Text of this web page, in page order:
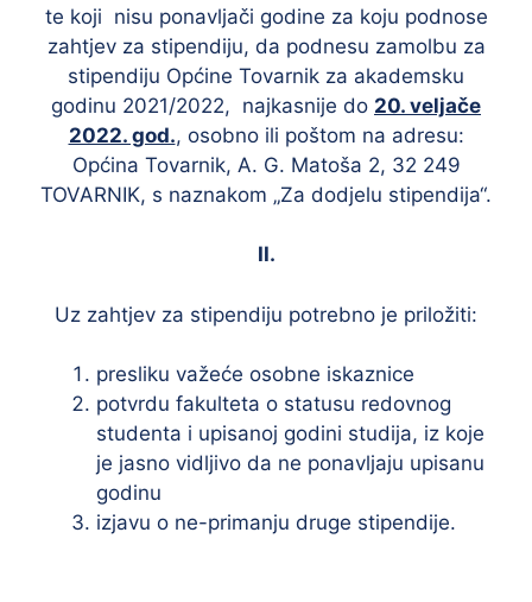
te koji nisu ponavljači godine za koju podnose
zahtjev za stipendiju, da podnesu zamolbu za
stipendiju Općine Tovarnik za akademsku
godinu 2021/2022, najkasnije do 20. veljače
2022. god., osobno ili poštom na adresu:
Općina Tovarnik, A. G. Matoša 2, 32 249
TOVARNIK, s naznakom „Za dodjelu stipendija“.
II.
Uz zahtjev za stipendiju potrebno je priložiti:
presliku važeće osobne iskaznice
potvrdu fakulteta o statusu redovnog
studenta i upisanoj godini studija, iz koje
je jasno vidljivo da ne ponavljaju upisanu
godinu
izjavu o ne-primanju druge stipendije.